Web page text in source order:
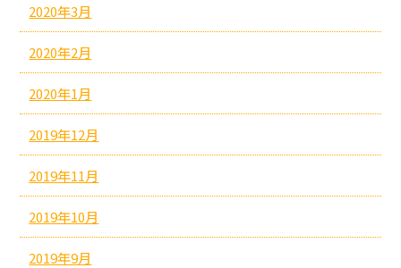
2020年3月
2020年2月
2020年1月
2019年12月
2019年11月
2019年10月
2019年9月